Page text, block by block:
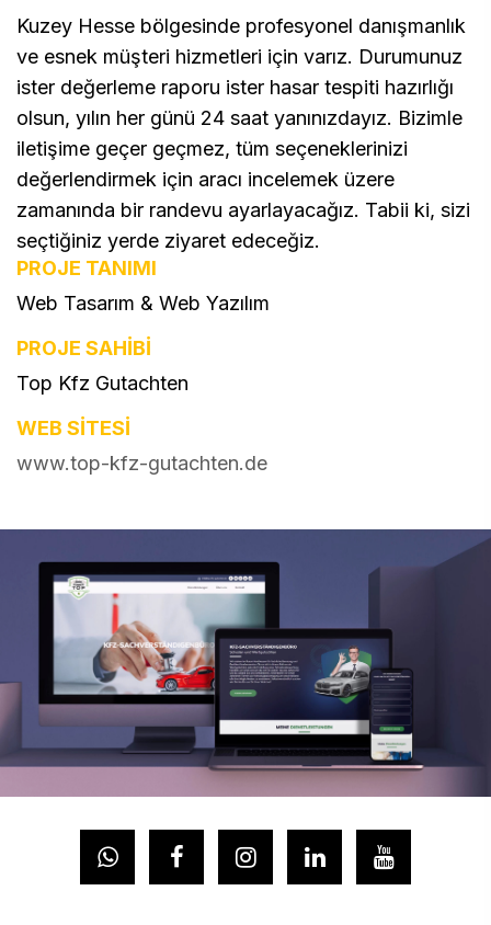
Kuzey Hesse bölgesinde profesyonel danışmanlık
ve esnek müşteri hizmetleri için varız. Durumunuz
ister değerleme raporu ister hasar tespiti hazırlığı
olsun, yılın her günü 24 saat yanınızdayız. Bizimle
iletişime geçer geçmez, tüm seçeneklerinizi
değerlendirmek için aracı incelemek üzere
zamanında bir randevu ayarlayacağız. Tabii ki, sizi
seçtiğiniz yerde ziyaret edeceğiz.
Top Kfz Gutachten -
PROJE TANIMI
Web Tasarım & Web Yazılım
PROJE SAHİBİ
Top Kfz Gutachten
WEB SİTESİ
www.top-kfz-gutachten.de